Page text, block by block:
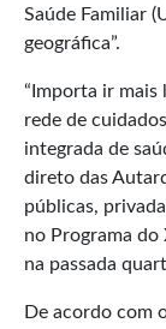
Saúde Familiar
geográfica”.
“Importa ir mais
rede de
integrada de
direto das
públicas,
no Programa
na passada
De acordo com